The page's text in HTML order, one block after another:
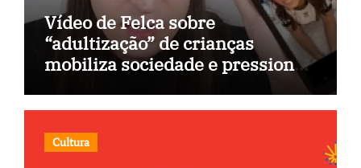
Vídeo de Felca sobre
“adultização” de crianças
mobiliza sociedade e pressiona
Cultura